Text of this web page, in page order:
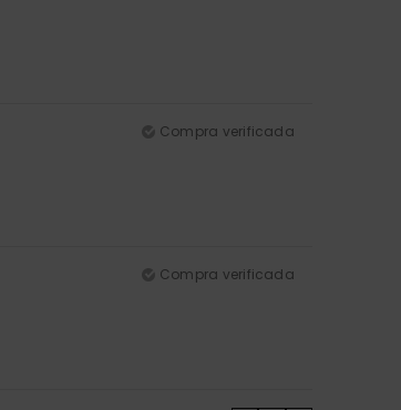
Compra verificada
Compra verificada